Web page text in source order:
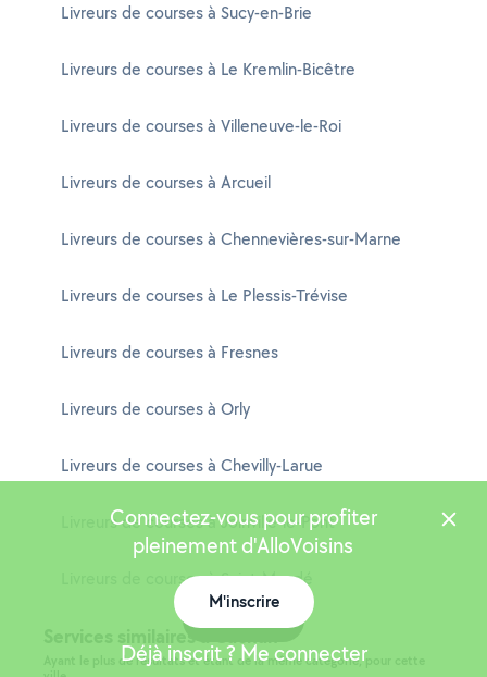
Livreurs de courses à Sucy-en-Brie
Livreurs de courses à Le Kremlin-Bicêtre
Livreurs de courses à Villeneuve-le-Roi
Livreurs de courses à Arcueil
Livreurs de courses à Chennevières-sur-Marne
Livreurs de courses à Le Plessis-Trévise
Livreurs de courses à Fresnes
Livreurs de courses à Orly
Livreurs de courses à Chevilly-Larue
Livreurs de courses à Joinville-le-Pont
Livreurs de courses à Saint-Mandé
Services similaires à Cachan
Ayant le plus de résultats et étant de la même catégorie, pour cette
Connectez-vous pour profiter
pleinement d'AlloVoisins
M'inscrire
Déjà inscrit ? Me connecter